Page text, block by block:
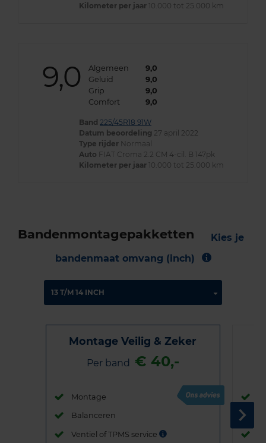
Kilometer per jaar 10.000 tot 25.000 km
9,0 Algemeen
9,0
Geluid
9,0
Grip
9,0
Comfort
9,0
Band 225/45R18 91W
Datum beoordeling 27 april 2022
Type rijder Normaal
Auto FIAT Croma 2.2 CM 4-cil. B 147pk
Kilometer per jaar 10.000 tot 25.000 km
Bandenmontagepakketten
Kies je
bandenmaat omvang (inch)
Montage Veilig & Zeker
Per band € 40,-
Montage
Balanceren
Ventiel of TPMS service